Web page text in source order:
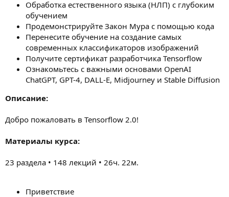
Обработка естественного языка (НЛП) с глубоким
обучением
Продемонстрируйте Закон Мура с помощью кода
Перенесите обучение на создание самых
современных классификаторов изображений
Получите сертификат разработчика Tensorflow
Ознакомьтесь с важными основами OpenAI
ChatGPT, GPT-4, DALL-E, Midjourney и Stable Diffusion
Описание:
Добро пожаловать в Tensorflow 2.0!
Материалы курса:
23 раздела • 148 лекций • 26ч. 22м.
Приветствие